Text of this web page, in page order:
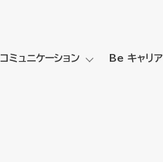
コミュニケーション Be キャリア